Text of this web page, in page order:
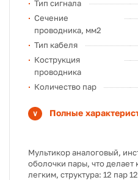
Тип сигнала
Сечение
проводника, мм2
Тип кабеля
Кострукция
проводника
Количество пар
Полные
Мультикор аналоговый,
оболочки пары, что делает
легким, структура: 12 пар